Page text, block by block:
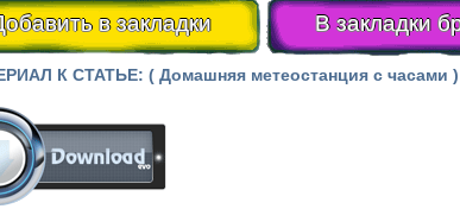
в закладки В закладки
К СТАТЬЕ: ( Домашняя метеостанция с часами )